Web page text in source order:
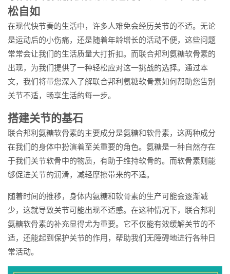
松自如
在现代快节奏的生活中，许多人难免会经历关节的不适。无论
是运动后的小伤痛，还是随着年龄增长的活动不便，这些问题
常常会让我们的生活质量大打折扣。而联合邦利氨糖软骨素的
出现，为我们提供了一种轻松应对这一挑战的选择。通过本
文，我们将带您深入了解联合邦利氨糖软骨素如何帮助您告别
关节不适，畅享生活的每一步。
搭建关节的基石
联合邦利氨糖软骨素的主要成分是氨糖和软骨素，这两种成分
在我们的身体中扮演着至关重要的角色。氨糖是一种自然存在
于我们关节软骨中的物质，有助于维持软骨的。而软骨素则能
够促进关节的润滑，减轻摩擦带来的不适。
随着时间的推移，身体内氨糖和软骨素的生产可能会逐渐减
少，这就导致关节可能出现不适感。在这种情况下，联合邦利
氨糖软骨素的补充显得尤为重要。它不仅能有效缓解关节的不
适，还能起到保护关节的作用，帮助我们无障碍地进行各种日
常活动。